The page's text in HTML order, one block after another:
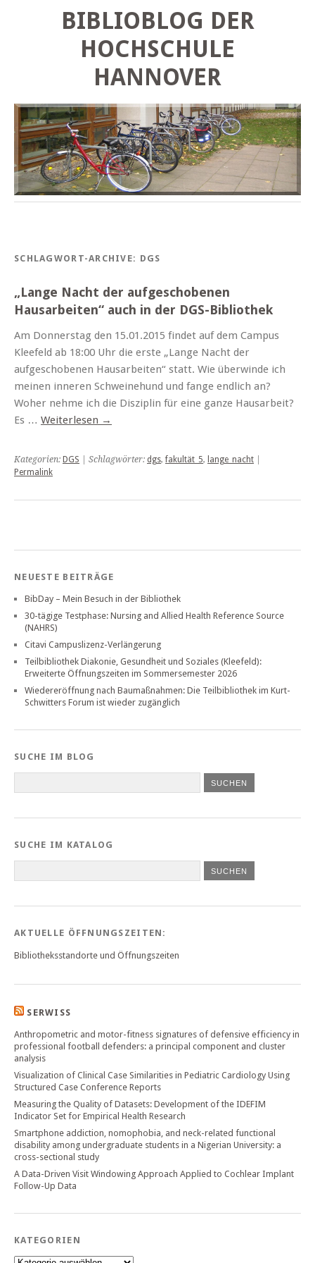
BIBLIOBLOG DER
HOCHSCHULE
HANNOVER
SCHLAGWORT-ARCHIVE: DGS
„Lange Nacht der aufgeschobenen
Hausarbeiten“ auch in der DGS-Bibliothek
Am Donnerstag den 15.01.2015 findet auf dem Campus
Kleefeld ab 18:00 Uhr die erste „Lange Nacht der
aufgeschobenen Hausarbeiten“ statt. Wie überwinde ich
meinen inneren Schweinehund und fange endlich an?
Woher nehme ich die Disziplin für eine ganze Hausarbeit?
Es … Weiterlesen →
Kategorien: DGS | Schlagwörter: dgs,fakultät_5, lange_nacht
Permalink
NEUESTE BEITRÄGE
BibDay – Mein Besuch in der Bibliothek
30-tägige Testphase: Nursing and Allied Health Reference Source
(NAHRS)
Citavi Campuslizenz-Verlängerung
Teilbibliothek Diakonie, Gesundheit und Soziales (Kleefeld):
Erweiterte Öffnungszeiten im Sommersemester 2026
Wiedereröffnung nach Baumaßnahmen: Die Teilbibliothek im Kurt-
Schwitters Forum ist wieder zugänglich
SUCHE IM BLOG
SUCHE IM KATALOG
SUCHEN
AKTUELLE ÖFFNUNGSZEITEN:
Bibliotheksstandorte und Öffnungszeiten
SERWISS
Anthropometric and motor-fitness signatures of defensive efficiency in
professional football defenders: a principal component and cluster
analysis
Visualization of Clinical Case Similarities in Pediatric Cardiology Using
Structured Case Conference Reports
Measuring the Quality of Datasets: Development of the IDEFIM
Indicator Set for Empirical Health Research
Smartphone addiction, nomophobia, and neck-related functional
disability among undergraduate students in a Nigerian University: a
cross-sectional study
A Data-Driven Visit Windowing Approach Applied to Cochlear Implant
Follow-Up Data
KATEGORIEN
Kategorien